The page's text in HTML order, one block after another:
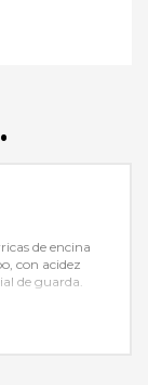
de encina
con acidez
de guarda.